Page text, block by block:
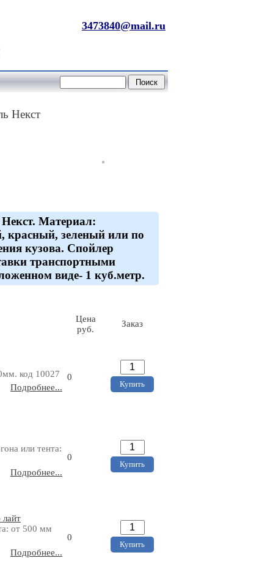
3473840@mail.ru
Некст
Некст. Материал:
красный, зеленый или по
кузова. Спойлер
транспортными
виде- 1 куб.метр.
Цена
руб.
Заказ
код 10027
Подробнее...
0
или тента:
Подробнее...
0
лайт
от 500 мм
Подробнее...
0